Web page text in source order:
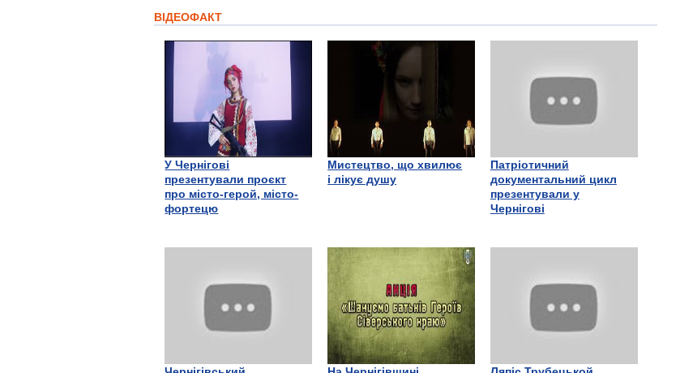
ВІДЕОФАКТ
У Чернігові
презентували проєкт
про місто-герой, місто-
фортецю
Мистецтво, що хвилює
і лікує душу
Патріотичний
документальний цикл
презентували у
Чернігові